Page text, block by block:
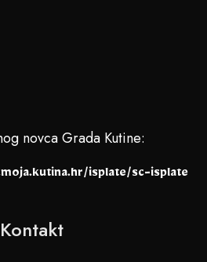
novca Grada Kutine:
isplate/sc-isplate
Kontakt